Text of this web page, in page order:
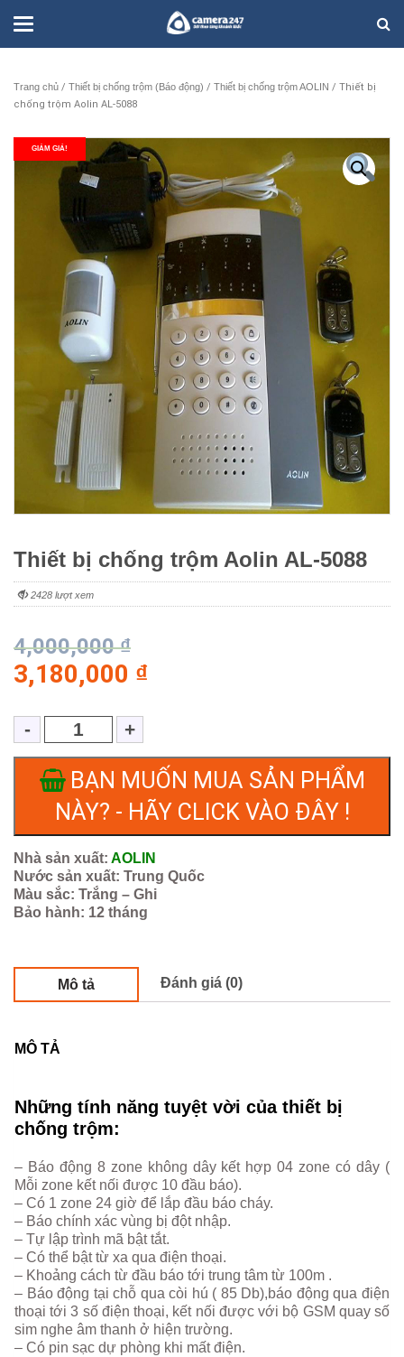
Trang chủ / Thiết bị chống trộm (Báo động) / Thiết bị chống trộm AOLIN / Thiết bị
chống trộm Aolin AL-5088
GIẢM GIÁ!
Thiết bị chống trộm Aolin AL-5088
2428 lượt xem
4,000,000₫
3,180,000 ₫
BẠN MUỐN MUA SẢN PHẨM
NÀY? - HÃY CLICK VÀO ĐÂY !
Nhà sản xuất: AOLIN
Nước sản xuất: Trung Quốc
Màu sắc: Trắng – Ghi
Bảo hành: 12 tháng
Mô tả Đánh giá (0)
MÔ TẢ
Những tính năng tuyệt vời của thiết bị
chống trộm:
– Báo động 8 zone không dây kết hợp 04 zone có dây (
Mỗi zone kết nối được 10 đầu báo).
– Có 1 zone 24 giờ để lắp đầu báo cháy.
– Báo chính xác vùng bị đột nhập.
– Tự lập trình mã bật tắt.
– Có thể bật từ xa qua điện thoại.
– Khoảng cách từ đầu báo tới trung tâm từ 100m .
– Báo động tại chỗ qua còi hú ( 85 Db),báo động qua điện
thoại tới 3 số điện thoại, kết nối được với bộ GSM quay số
sim nghe âm thanh ở hiện trường.
– Có pin sạc dự phòng khi mất điện.